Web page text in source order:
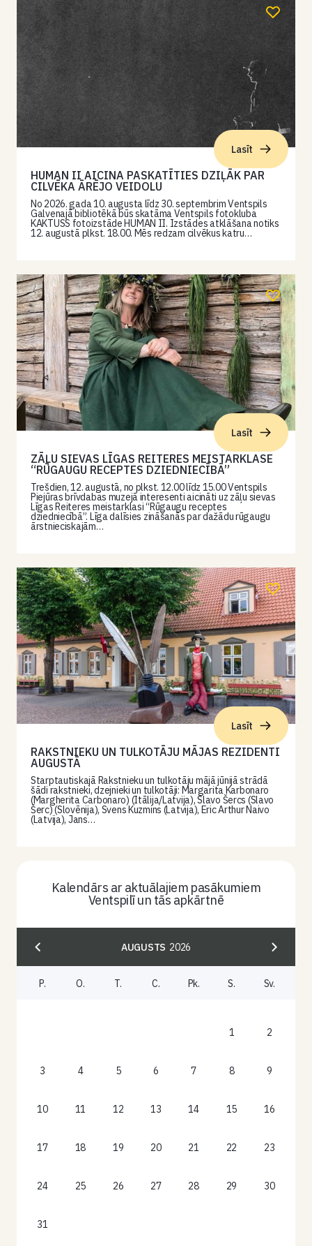
Lasīt
HUMAN II AICINA PASKATĪTIES DZIĻĀK PAR
CILVĒKA ĀRĒJO VEIDOLU
No 2026. gada 10. augusta līdz 30. septembrim Ventspils
Galvenajā bibliotēkā būs skatāma Ventspils fotokluba
KAKTUSS fotoizstāde HUMAN II. Izstādes atklāšana notiks
12. augustā plkst. 18.00. Mēs redzam cilvēkus katru…
Lasīt
ZĀĻU SIEVAS LĪGAS REITERES MEISTARKLASE
“RŪGAUGU RECEPTES DZIEDNIECĪBĀ”
Trešdien, 12. augustā, no plkst. 12.00 līdz 15.00 Ventspils
Piejūras brīvdabas muzejā interesenti aicināti uz zāļu sievas
Līgas Reiteres meistarklasi “Rūgaugu receptes
dziedniecībā”. Līga dalīsies zināšanās par dažādu rūgaugu
ārstnieciskajām…
Lasīt
RAKSTNIEKU UN TULKOTĀJU MĀJAS REZIDENTI
AUGUSTĀ
Starptautiskajā Rakstnieku un tulkotāju mājā jūnijā strādā
šādi rakstnieki, dzejnieki un tulkotāji: Margarita Karbonaro
(Margherita Carbonaro) (Itālija/Latvija), Slavo Šercs (Slavo
Šerc) (Slovēnija), Svens Kuzmins (Latvija), Eric Arthur Naivo
(Latvija), Jans…
Kalendārs ar aktuālajiem pasākumiem
Ventspilī un tās apkārtnē
AUGUSTS 2026
P. O. T. C. Pk. S. Sv.
1 2
3 4 5 6 7 8 9
10 11 12 13 14 15 16
17 18 19 20 21 22 23
24 25 26 27 28 29 30
31